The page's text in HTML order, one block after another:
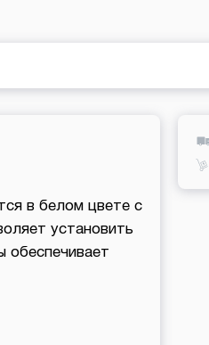
в белом цвете с
установить
обеспечивает